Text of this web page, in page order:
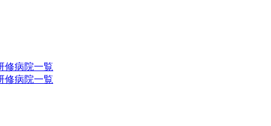
修病院一覧
修病院一覧